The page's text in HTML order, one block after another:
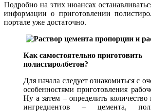
Подробно на этих нюансах
информации о приготовлении
портале уже достаточно.
Как самостоятельно приготовить
полистиролбетон?
Для начала следует ознакомиться с
особенностями приготовления
Ну а затем – определить
ингредиентов – цемента,